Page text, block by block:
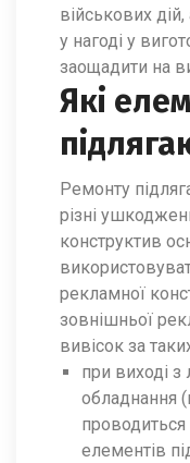
військових
у нагоді у
заощадити на
Які
Ремонту
різні
конструктив
рекламної
зовнішньої
вивісок за
при виході з
обладнання
проводиться
елементів